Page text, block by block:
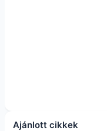
Ajánlott cikkek